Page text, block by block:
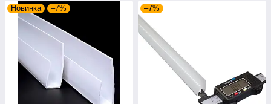
Новинка –7% –7%